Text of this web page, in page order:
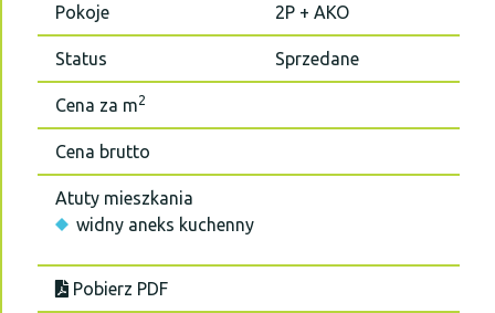
Pokoje 2P + AKO
Status Sprzedane
Cena za m2
Cena brutto
Atuty mieszkania
widny aneks kuchenny
Pobierz PDF